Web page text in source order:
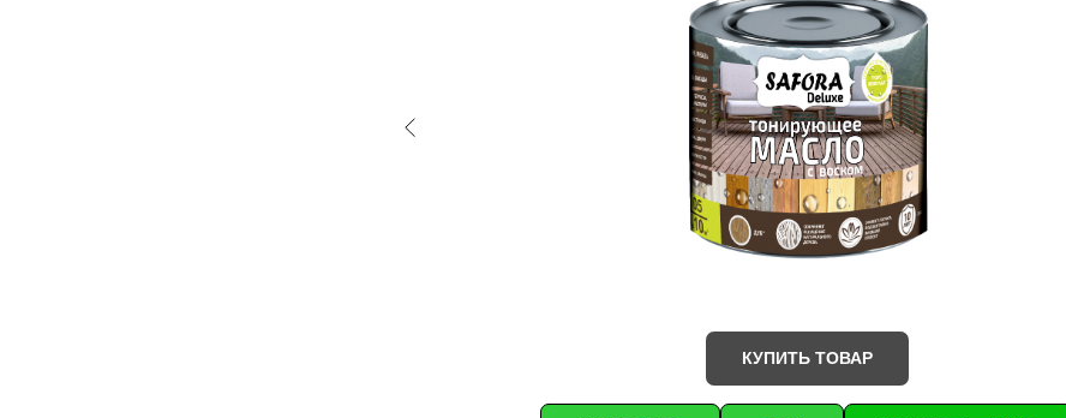
КУПИТЬ ТОВАР